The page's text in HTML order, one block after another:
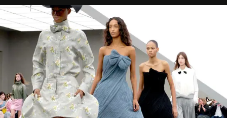
團市值一日蒸發 30 億美元，大眾擔心走得太前的 Demna
會忽略品牌的美學基礎，最後變成三不像。而從剛剛推出
的首作所造成的話題及關注度，我們便知道 Demna 沒這麼
簡單，一個嶄新的 Gucci 時代已經展開！